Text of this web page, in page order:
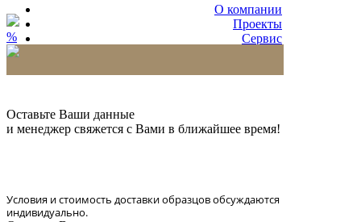
О компании
Проекты
Сервис
%
Оставьте Ваши данные
и менеджер свяжется с Вами в ближайшее время!
Условия и стоимость доставки образцов обсуждаются
индивидуально.